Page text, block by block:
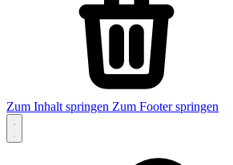
Zum Inhalt springen Zum Footer springen